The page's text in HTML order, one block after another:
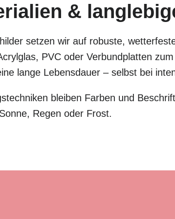
&
setzen wir auf robuste,
PVC oder Verbundplatten
lange Lebensdauer – selbst bei
bleiben Farben und
Regen oder Frost.